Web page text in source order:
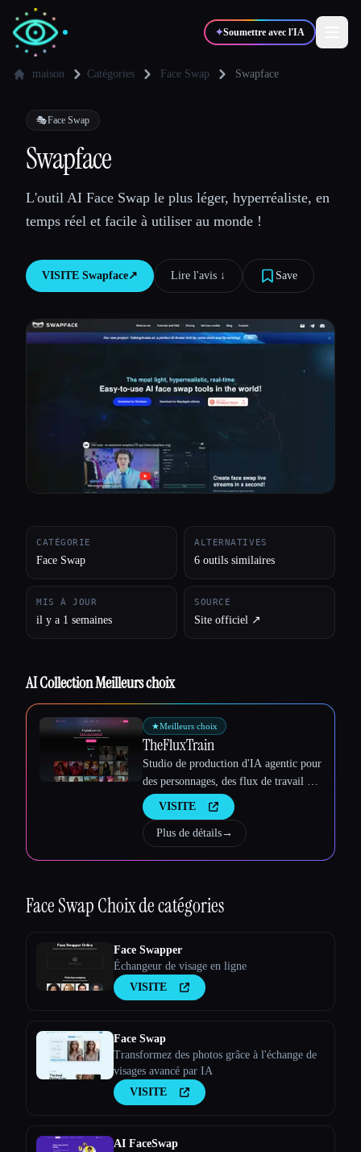
✦Soumettre avec l'IA
✍️Auteurs
💻 Développeurs
🎓Étudiants 🎬Créateurs
Toutes les catégories
maison Catégories Face Swap Swapface
🎭Face Swap
Swapface
L'outil AI Face Swap le plus léger, hyperréaliste, en
temps réel et facile à utiliser au monde !
VISITE Swapface↗︎ Lire l'avis ↓︎ Save
CATÉGORIE
Face Swap
ALTERNATIVES
6 outils similaires
MIS À JOUR
il y a 1 semaines
SOURCE
Site officiel ↗︎
AI Collection Meilleurs choix
★Meilleurs choix
TheFluxTrain
Studio de production d'IA agentic pour
des personnages, des flux de travail et
des vidéos cohérents
VISITE
Plus de détails→
Face SwapChoix de catégories
Face Swapper
Échangeur de visage en ligne
VISITE
Face Swap
Transformez des photos grâce à l'échange de
visages avancé par IA
VISITE
AI FaceSwap